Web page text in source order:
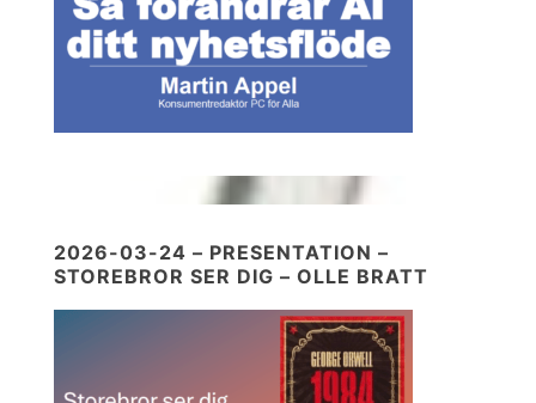
2026-03-24 – PRESENTATION –
STOREBROR SER DIG – OLLE BRATT